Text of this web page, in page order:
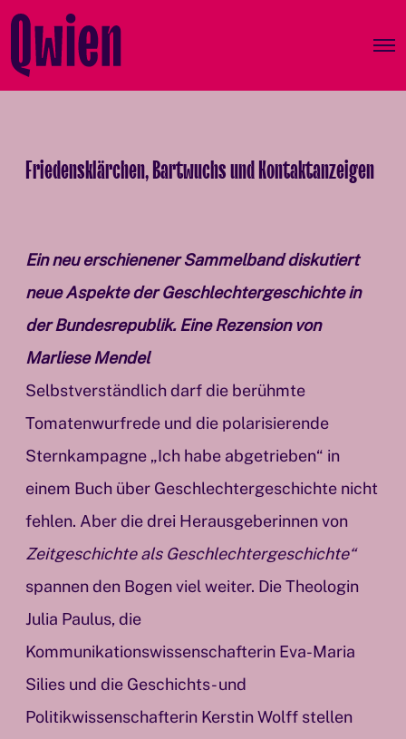
O
u
Friedensklärchen, Bartwuchs und Kontaktanzeigen
Ein neu erschienener Sammelband diskutiert
neue Aspekte der Geschlechtergeschichte in
der Bundesrepublik. Eine Rezension von
Marliese Mendel
Selbstverständlich darf die berühmte
Tomatenwurfrede und die polarisierende
Sternkampagne „Ich habe abgetrieben“ in
einem Buch über Geschlechtergeschichte nicht
fehlen. Aber die drei Herausgeberinnen von
Zeitgeschichte als Geschlechtergeschichte“
spannen den Bogen viel weiter. Die Theologin
Julia Paulus, die
Kommunikationswissenschafterin Eva-Maria
Silies und die Geschichts- und
Politikwissenschafterin Kerstin Wolff stellen